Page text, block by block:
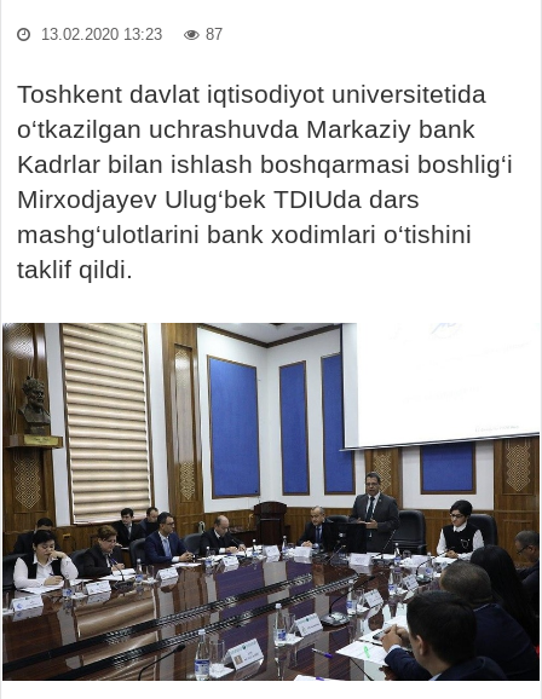
13.02.2020 13:23 87
Toshkent davlat iqtisodiyot universitetida
o‘tkazilgan uchrashuvda Markaziy bank
Kadrlar bilan ishlash boshqarmasi boshlig‘i
Mirxodjayev Ulug‘bek TDIUda dars
mashg‘ulotlarini bank xodimlari o‘tishini
taklif qildi.